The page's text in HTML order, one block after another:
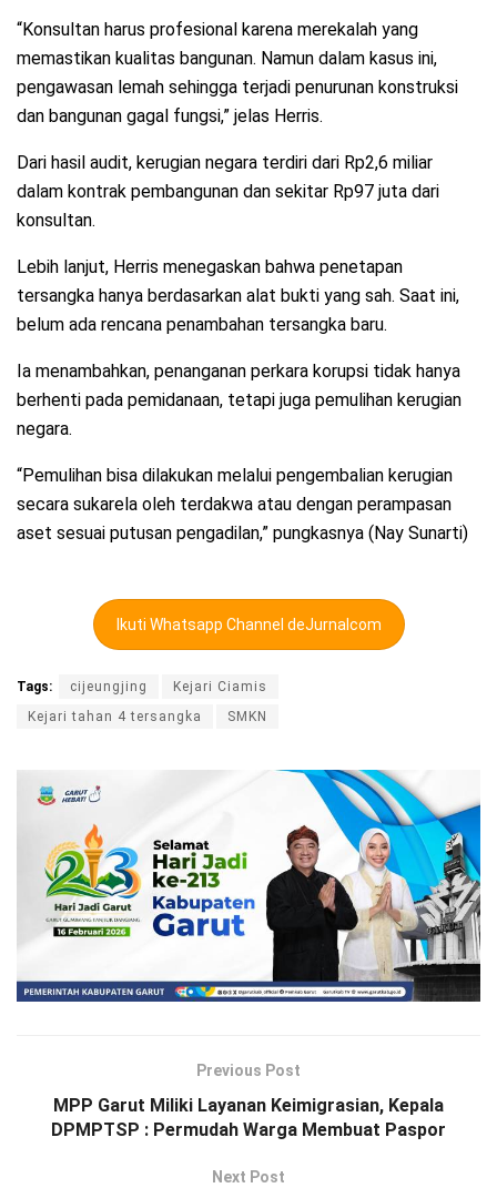
“Konsultan harus profesional karena merekalah yang
memastikan kualitas bangunan. Namun dalam kasus ini,
pengawasan lemah sehingga terjadi penurunan konstruksi
dan bangunan gagal fungsi,” jelas Herris.
Dari hasil audit, kerugian negara terdiri dari Rp2,6 miliar
dalam kontrak pembangunan dan sekitar Rp97 juta dari
konsultan.
Lebih lanjut, Herris menegaskan bahwa penetapan
tersangka hanya berdasarkan alat bukti yang sah. Saat ini,
belum ada rencana penambahan tersangka baru.
Ia menambahkan, penanganan perkara korupsi tidak hanya
berhenti pada pemidanaan, tetapi juga pemulihan kerugian
negara.
“Pemulihan bisa dilakukan melalui pengembalian kerugian
secara sukarela oleh terdakwa atau dengan perampasan
aset sesuai putusan pengadilan,” pungkasnya (Nay Sunarti)
Ikuti Whatsapp Channel deJurnalcom
Tags: cijeungjing
Kejari Ciamis
Kejari tahan 4 tersangka
SMKN
Previous Post
MPP Garut Miliki Layanan Keimigrasian, Kepala
DPMPTSP : Permudah Warga Membuat Paspor
Next Post